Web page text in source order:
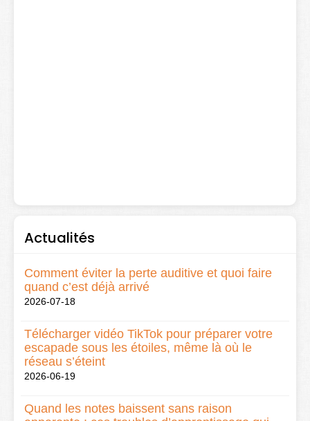
Actualités
Comment éviter la perte auditive et quoi faire
quand c’est déjà arrivé
2026-07-18
Télécharger vidéo TikTok pour préparer votre
escapade sous les étoiles, même là où le
réseau s’éteint
2026-06-19
Quand les notes baissent sans raison